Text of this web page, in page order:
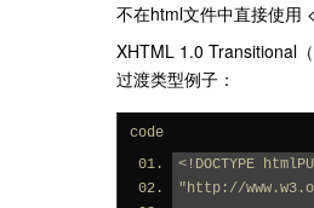
不在html文件中直接使用
XHTML 1.0 Transitional
过渡类型例子：
code
<!DOCTYPE
"http://